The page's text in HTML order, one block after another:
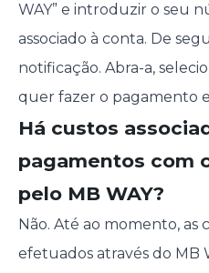
WAY” e introduzir o seu
associado à conta. De
notificação. Abra-a,
quer fazer o pagamento
Há custos
pagamentos com
pelo MB WAY?
Não. Até ao momento, as
efetuados através do MB